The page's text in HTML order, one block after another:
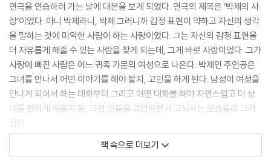
연극을 연습하러 가는 날에 대본을 보게 되었다. 연극의 제목은 ‘박제의 사
랑’이었다. 아니 박제라니, 박제 그러니까 감정 표현이 약하고 자신의 생각
을 말하는 것에 미약한 사람이 하는 사랑이었다. 그는 자신의 감정 표현을
더 자유롭게 해줄 수 있는 사람을 찾게 되는데, 그게 바로 사랑이었다. 그가
사랑에 빠진 사람은 어느 귀족 가문의 여성으로 나온다. 박제인 주인공은
그녀를 만나서 어떤 이야기를 해야 할지, 고민을 하게 된다. 남성이 여성을
만나게 되어서 하는 대화부터 그리고 어떤 대화를 해야 자연스럽고 더 상
대를 편하게 해줄지 등, 그런 것들을 고민하면서 고뇌하는 모습들이 그려
진다
--- p.23
책 속으로 더보기